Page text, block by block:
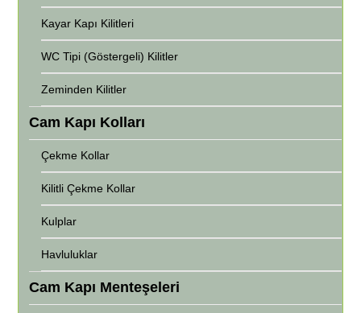
Kayar Kapı Kilitleri
WC Tipi (Göstergeli) Kilitler
Zeminden Kilitler
Cam Kapı Kolları
Çekme Kollar
Kilitli Çekme Kollar
Kulplar
Havluluklar
Cam Kapı Menteşeleri